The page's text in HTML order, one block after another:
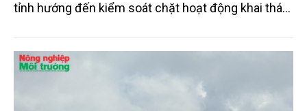
tỉnh hướng đến kiểm soát chặt hoạt động khai thác,
liệu xây dựng phục vụ các công trình trọng điểm và
phát triển kinh tế - xã hội.